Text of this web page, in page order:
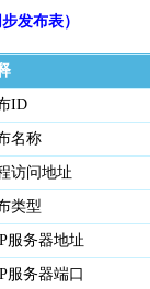
发布表）
ID
名称
访问地址
类型
服务器地址
服务器端口